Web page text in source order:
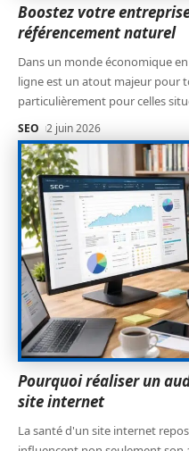
Boostez votre
référencement naturel
Dans un monde économique
ligne est un atout majeur pour
particulièrement pour celles
SEO 2 juin 2026
Pourquoi réaliser un
site internet
La santé d'un site internet